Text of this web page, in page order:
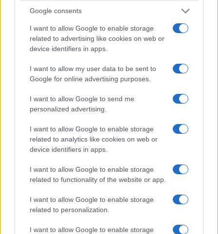
Google consents
I want to allow Google to enable storage
related to advertising like cookies on web or
device identifiers in apps.
I want to allow my user data to be sent to
Google for online advertising purposes.
I want to allow Google to send me
personalized advertising.
I want to allow Google to enable storage
related to analytics like cookies on web or
device identifiers in apps.
I want to allow Google to enable storage
related to functionality of the website or app.
I want to allow Google to enable storage
related to personalization.
I want to allow Google to enable storage
NEWS
Noemi in ospedale: il racconto della riabilitazione e il
ritorno sul palco